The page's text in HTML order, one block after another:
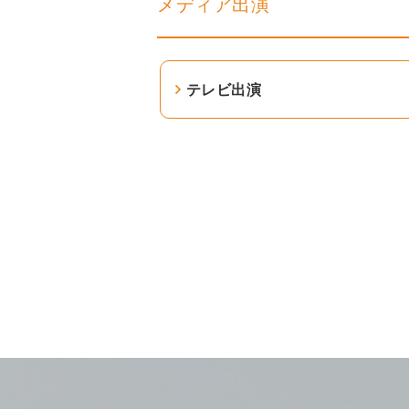
メディア出演
テレビ出演